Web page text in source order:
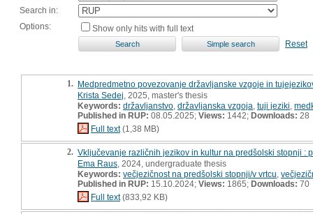
Search in:
Options:
Show only hits with full text
Reset
1. Medpredmetno povezovanje državljanske vzgoje in
Krista Sedej , 2025, master's thesis
Keywords: državljanstvo državljanska vzgoja tuji jeziki
Published in RUP: 08.05.2025; Views: 1442; Downloads: 28
Full text(1,38 MB)
2. Vključevanje različnih jezikov in kultur na predšolski stopnji :
Ema Raus , 2024, undergraduate thesis
Keywords: večjezičnost na predšolski stopnji/v vrtcu
Published in RUP: 15.10.2024; Views: 1865; Downloads: 70
Full text(833,92 KB)